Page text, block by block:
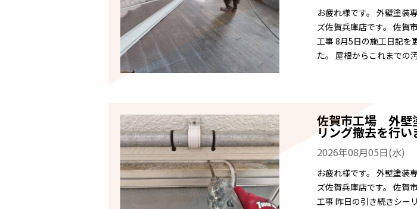
お疲れ様です。 外壁塗装
ズ佐賀兵庫店です。 佐賀
工事 8月5日の施工日記を
た。 屋根からこれまでの
佐賀市工場 外壁
リング撤去を行い
2026年08月05日(水)
お疲れ様です。 外壁塗装
ズ佐賀兵庫店です。 佐賀
工事 昨日の引き続きシー